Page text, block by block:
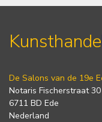
De Salons van de 19e
Notaris Fischerstraat 30
6711 BD Ede
Nederland